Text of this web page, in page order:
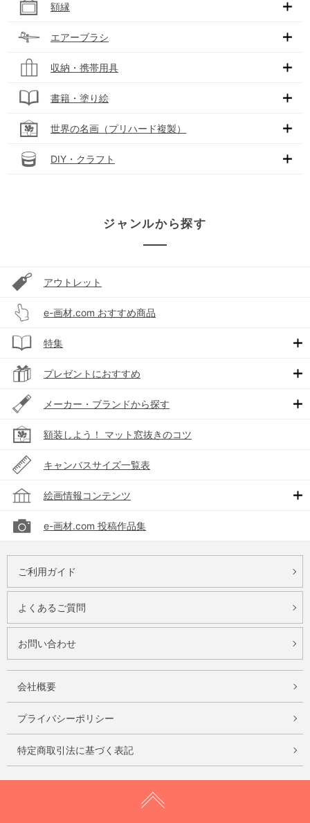
額縁
エアーブラシ
収納・携帯用具
書籍・塗り絵
世界の名画（プリハード複製）
DIY・クラフト
ジャンルから探す
アウトレット
e-画材.com おすすめ商品
特集
プレゼントにおすすめ
メーカー・ブランドから探す
額装しよう！ マット窓抜きのコツ
キャンバスサイズ一覧表
絵画情報コンテンツ
e-画材.com 投稿作品集
ご利用ガイド
よくあるご質問
お問い合わせ
会社概要
プライバシーポリシー
特定商取引法に基づく表記